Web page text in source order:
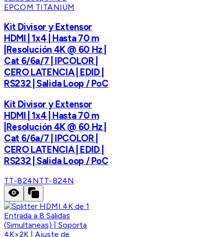
EPCOM TITANIUM
Kit Divisor y Extensor
HDMI | 1x4 | Hasta 70 m
|Resolución 4K @ 60 Hz |
Cat 6/6a/7 | IPCOLOR |
CERO LATENCIA | EDID |
RS232 | Salida Loop / PoC
Kit Divisor y Extensor
HDMI | 1x4 | Hasta 70 m
|Resolución 4K @ 60 Hz |
Cat 6/6a/7 | IPCOLOR |
CERO LATENCIA | EDID |
RS232 | Salida Loop / PoC
TT-824NTT-824N